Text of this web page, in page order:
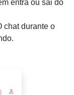
entra ou sai do
chat durante o